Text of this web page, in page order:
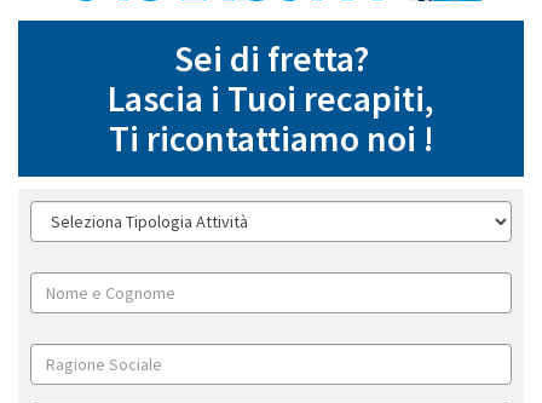
Sei di fretta?
Lascia i Tuoi recapiti,
Ti ricontattiamo noi !